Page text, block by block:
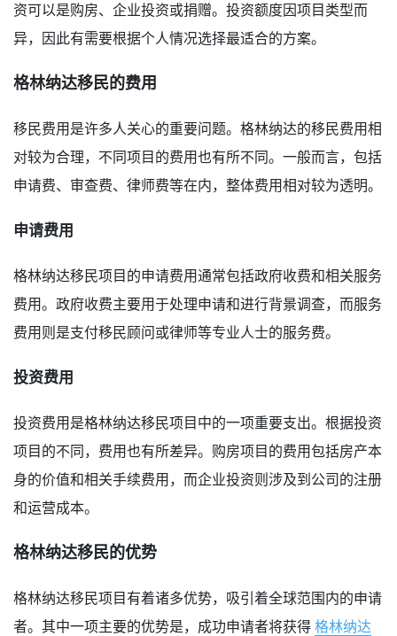
资可以是购房、企业投资或捐赠。投资额度因项目类型而
异，因此有需要根据个人情况选择最适合的方案。
格林纳达移民的费用
移民费用是许多人关心的重要问题。格林纳达的移民费用相
对较为合理，不同项目的费用也有所不同。一般而言，包括
申请费、审查费、律师费等在内，整体费用相对较为透明。
申请费用
格林纳达移民项目的申请费用通常包括政府收费和相关服务
费用。政府收费主要用于处理申请和进行背景调查，而服务
费用则是支付移民顾问或律师等专业人士的服务费。
投资费用
投资费用是格林纳达移民项目中的一项重要支出。根据投资
项目的不同，费用也有所差异。购房项目的费用包括房产本
身的价值和相关手续费用，而企业投资则涉及到公司的注册
和运营成本。
格林纳达移民的优势
格林纳达移民项目有着诸多优势，吸引着全球范围内的申请
者。其中一项主要的优势是，成功申请者将获得 格林纳达